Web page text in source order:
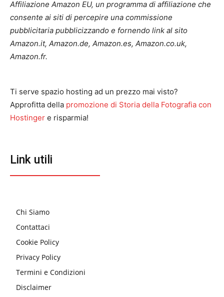
Affiliazione Amazon EU, un programma di affiliazione che
consente ai siti di percepire una commissione
pubblicitaria pubblicizzando e fornendo link al sito
Amazon.it, Amazon.de, Amazon.es, Amazon.co.uk,
Amazon.fr.
Ti serve spazio hosting ad un prezzo mai visto?
Approfitta della promozione di Storia della Fotografia con
Hostinger e risparmia!
Link utili
Chi Siamo
Contattaci
Cookie Policy
Privacy Policy
Termini e Condizioni
Disclaimer